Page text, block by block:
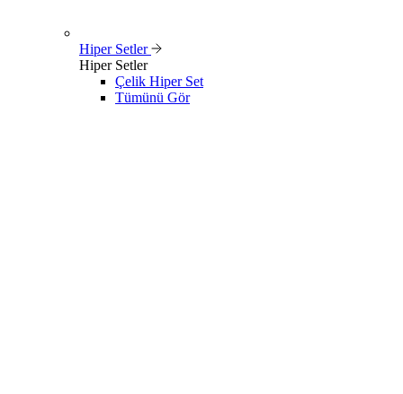
Hiper Setler
Hiper Setler
Çelik Hiper Set
Tümünü Gör